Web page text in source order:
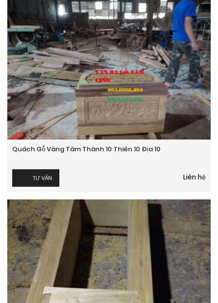
Quách Gỗ Vàng Tâm Thành 10 Thiên 10 Địa 10
TƯ VẤN Liên hệ